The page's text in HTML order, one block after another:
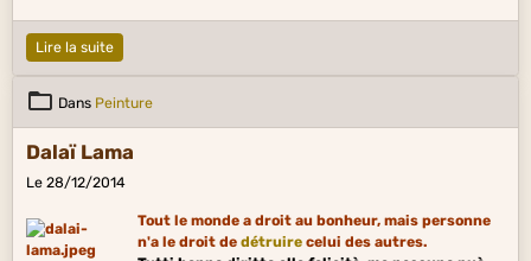
Lire la suite
Dans Peinture
Dalaï Lama
Le 28/12/2014
Tout le monde a droit au bonheur, mais personne
n'a le droit de détruirecelui des autres.